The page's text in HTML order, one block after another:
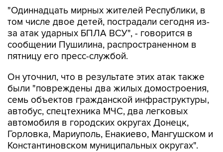
"Одиннадцать мирных жителей Республики, в
том числе двое детей, пострадали сегодня из-
за атак ударных БПЛА ВСУ", - говорится в
сообщении Пушилина, распространенном в
пятницу его пресс-службой.
Он уточнил, что в результате этих атак также
были "повреждены два жилых домостроения,
семь объектов гражданской инфраструктуры,
автобус, спецтехника МЧС, два легковых
автомобиля в городских округах Донецк,
Горловка, Мариуполь, Енакиево, Мангушском и
Константиновском муниципальных округах".